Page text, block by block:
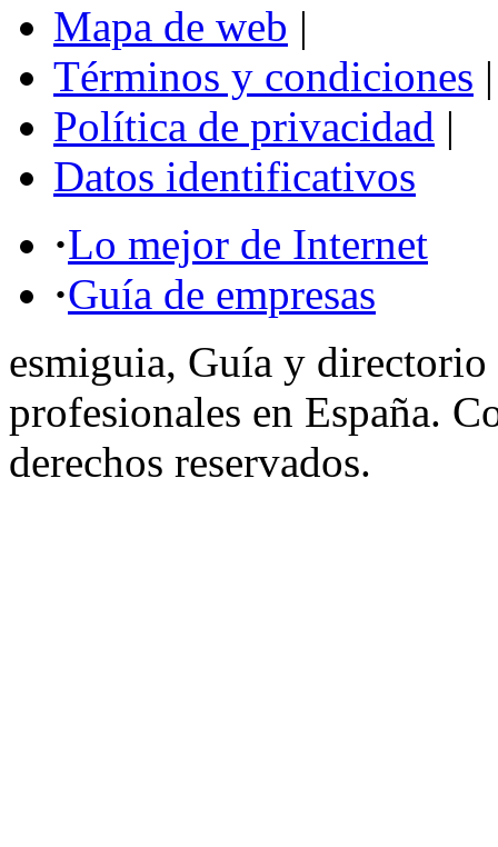
Mapa de web |
Términos y condiciones |
Política de privacidad |
Datos identificativos
·Lo mejor de Internet
·Guía de empresas
esmiguia, Guía y directorio
profesionales en España.
derechos reservados.